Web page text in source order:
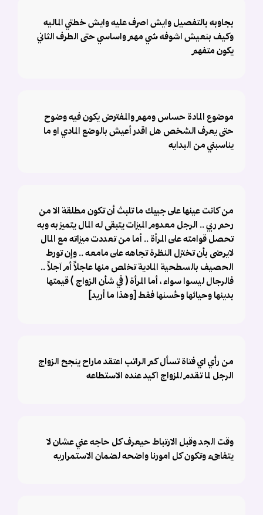
بجاوبه بالتفصيل وايش اصرف عليه وايش خطتي الماليه
وكيف بنعيش اشوفه شي مهم واساسي حتى الطرف الثاني
يكون متفهم
موضوع المادة حساس ومهم والمفترض يكون فيه وضوح
حتى يعرف الشخص هل اقدر أعيش بالوضع المادي او ما
يناسبني من البدايه
من كانت عينها على جيبك ما تلبث أن تكون مطلقة الا من
رحم ربي .. الرجل معدوم الميزات يتبقى له المال يتميز به وبه
تحصل قوامته على المرأة .. أما من تعددت ميزاته مع المال
لايرضى بأن تختزل النظرة تجاهه على مامعه .. وإن تورط
الحصيف بالسطحية المادية تخلص منها عاجلاً أم آجلاً ..
فالرجال ليسوا سواء ، أما المرأة ( في شأن الزواج ) قيمتها
بدينها وحيائها وحُسنها فقط [وهذا ما أريد]
من رأي اي فتاة تسأل كم الراتب اعتقد ماراح ينجح الزواج
الرجل لما تقدم للزواج اكيد عنده الاستطاعه
وقت الجد وقبل الارتباط حيعرف كل حاجه عني عشان لا
يتفاجىء وتكون كل امورنا واضحه لضمان الاستمراريه